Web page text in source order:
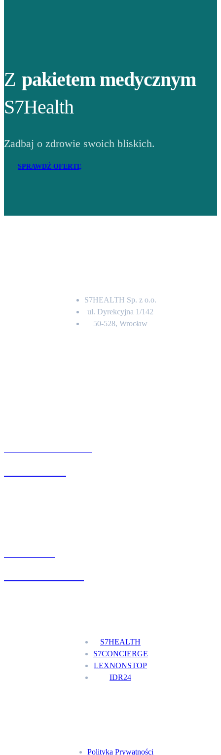
Z pakietem medycznym
S7Health
Zadbaj o zdrowie swoich bliskich.
SPRAWDŹ OFERTĘ
S7HEALTH Sp. z o.o.
ul. Dyrekcyjna 1/142
50-528, Wrocław
S7HEALTH
S7CONCIERGE
LEXNONSTOP
IDR24
Polityka Prywatności